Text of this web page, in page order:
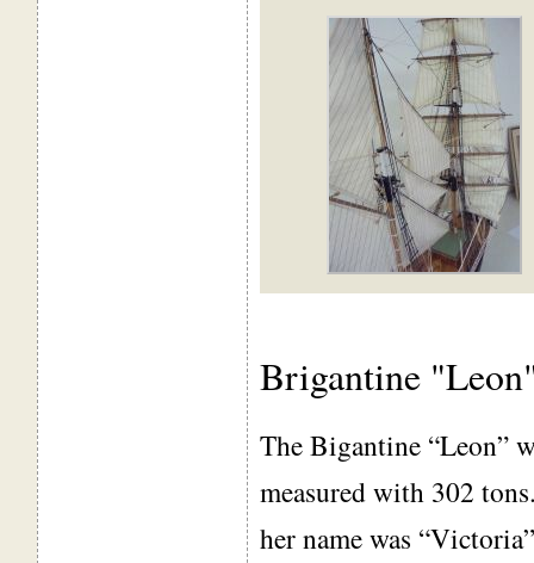
Brigantine
The Bigantine “Leon”
measured with 302
her name was